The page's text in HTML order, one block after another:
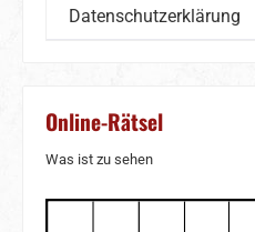
Datenschutzerklärung
Online-Rätsel
Was ist zu sehen